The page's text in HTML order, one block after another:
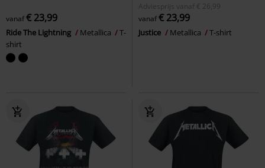
vanaf€ 23,99
Ride The Lightning Metallica
T-
shirt
Adviesprijs
vanaf € 26,99
vanaf€ 23,99
Justice Metallica T-shirt